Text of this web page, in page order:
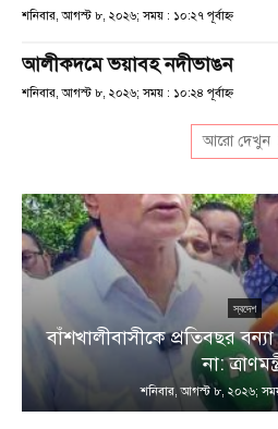
শনিবার, আগস্ট ৮, ২০২৬; সময় : ১০:২৭ পূর্বাহ্ণ
আলীকদমে ভয়াবহ নদীভাঙন
শনিবার, আগস্ট ৮, ২০২৬; সময় : ১০:২৪ পূর্বাহ্ণ
আরো দেখুন
স্বদেশ
বাঁশখালীবাসীকে প্রতিবছর
না:
শনিবার, আগস্ট ৮, ২০২৬;